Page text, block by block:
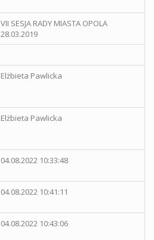
VII SESJA RADY MIASTA OPOLA
28.03.2019
Elżbieta Pawlicka
Elżbieta Pawlicka
04.08.2022 10:33:48
04.08.2022 10:41:11
04.08.2022 10:43:06